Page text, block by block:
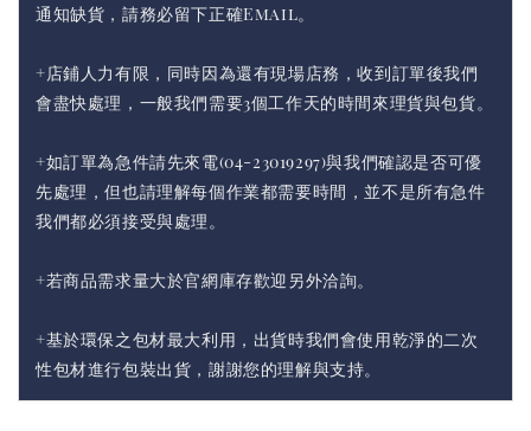
通知缺貨，請務必留下正確Email。
+店鋪人力有限，同時因為還有現場店務，收到訂單後我們
會盡快處理，一般我們需要3個工作天的時間來理貨與包貨。
+如訂單為急件請先來電(04-23019297)與我們確認是否可優
先處理，但也請理解每個作業都需要時間，並不是所有急件
我們都必須接受與處理。
+若商品需求量大於官網庫存歡迎另外洽詢。
+基於環保之包材最大利用，出貨時我們會使用乾淨的二次
性包材進行包裝出貨，謝謝您的理解與支持。